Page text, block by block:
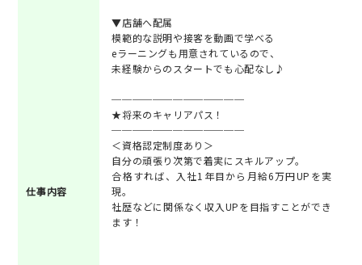
仕事内容
▼店舗へ配属
模範的な説明や接客を動画で学べる
eラーニングも用意されているので、
未経験からのスタートでも心配なし♪
─────────────
★将来のキャリアパス！
─────────────
＜資格認定制度あり＞
自分の頑張り次第で着実にスキルアップ。
合格すれば、入社1年目から月給6万円UPを実
現。
社歴などに関係なく収入UPを目指すことができ
ます！